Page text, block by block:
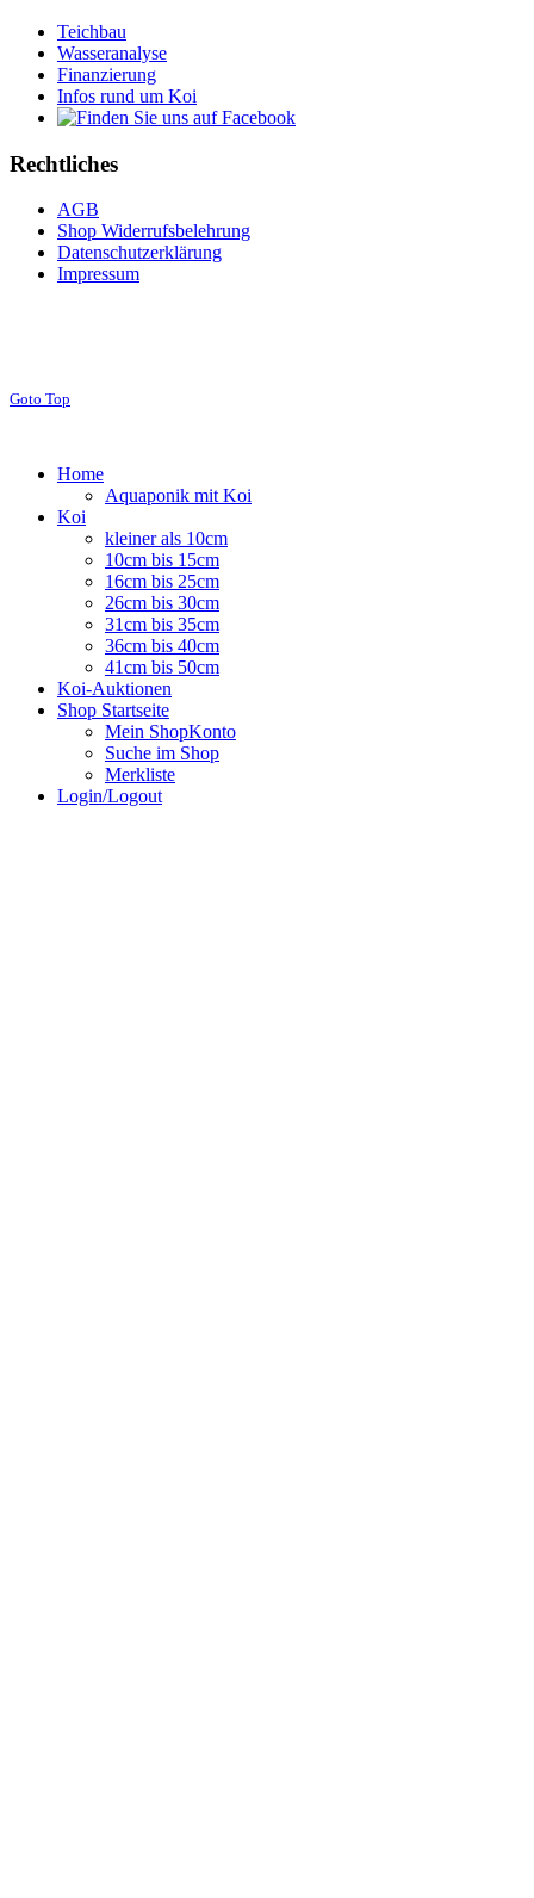
Teichbau
Wasseranalyse
Finanzierung
Infos rund um Koi
Rechtliches
AGB
Shop Widerrufsbelehrung
Datenschutzerklärung
Impressum
Goto Top
Home
Aquaponik mit Koi
Koi
kleiner als 10cm
10cm bis 15cm
16cm bis 25cm
26cm bis 30cm
31cm bis 35cm
36cm bis 40cm
41cm bis 50cm
Koi-Auktionen
Shop Startseite
Mein ShopKonto
Suche im Shop
Merkliste
Login/Logout